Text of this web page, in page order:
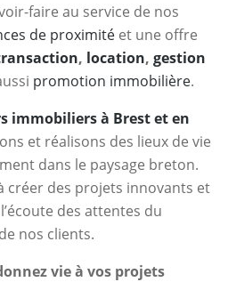
faire au service de nos
de proximité et une offre
, location, gestion
promotion immobilière.
immobiliers à Brest et en
et réalisons des lieux de vie
dans le paysage breton.
créer des projets innovants et
des attentes du
nos clients.
vie à vos projets